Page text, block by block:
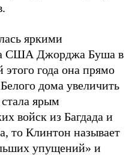
яркими
США Джорджа Буша в
года она прямо
дома увеличить
ярым
войск из Багдада и
то Клинтон называет
упущений» и